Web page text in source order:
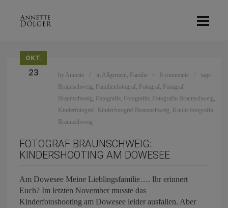
OKT.
23 by Annette in Allgemein, Familie 0 comments
tags:
Braunschweig, Familienfotograf, Fotograf, Fotograf
Braunschweig, Fotografie, Fotografin, Fotografin Braunschweig,
Kinderfotograf, Kinderfotograf Braunschweig, Kinderfotografin
Braunschweig
FOTOGRAF BRAUNSCHWEIG:
KINDERSHOOTING AM DOWESEE
Am Dowesee Meine Lieblingsfamilie…. Ihr erinnert
Euch? Im letzten November musste das
Kinderfotoshooting am Dowesee leider ausfallen. Aber